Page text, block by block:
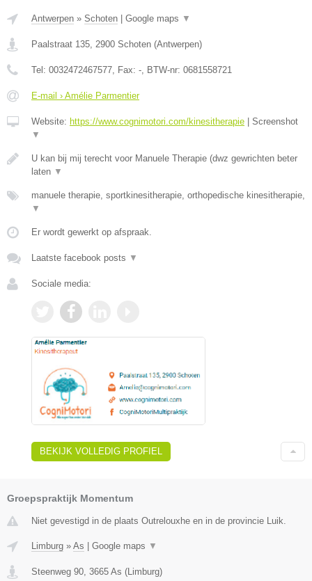
Antwerpen » Schoten Google maps ▼
Paalstraat 135, 2900 Schoten (Antwerpen)
Tel: 0032472467577, Fax: -, BTW-nr: 0681558721
E-mail › Amélie Parmentier
Website: https://www.cognimotori.com/kinesitherapie
Screenshot
▼
U kan bij mij terecht voor Manuele Therapie (dwz gewrichten beter
laten ▼
manuele therapie, sportkinesitherapie, orthopedische kinesitherapie,
▼
Er wordt gewerkt op afspraak.
Laatste facebook posts ▼
Sociale media:
BEKIJK VOLLEDIG PROFIEL
Groepspraktijk Momentum
Niet gevestigd in de plaats Outrelouxhe en in de provincie Luik.
Limburg » As Google maps ▼
Steenweg 90, 3665 As (Limburg)